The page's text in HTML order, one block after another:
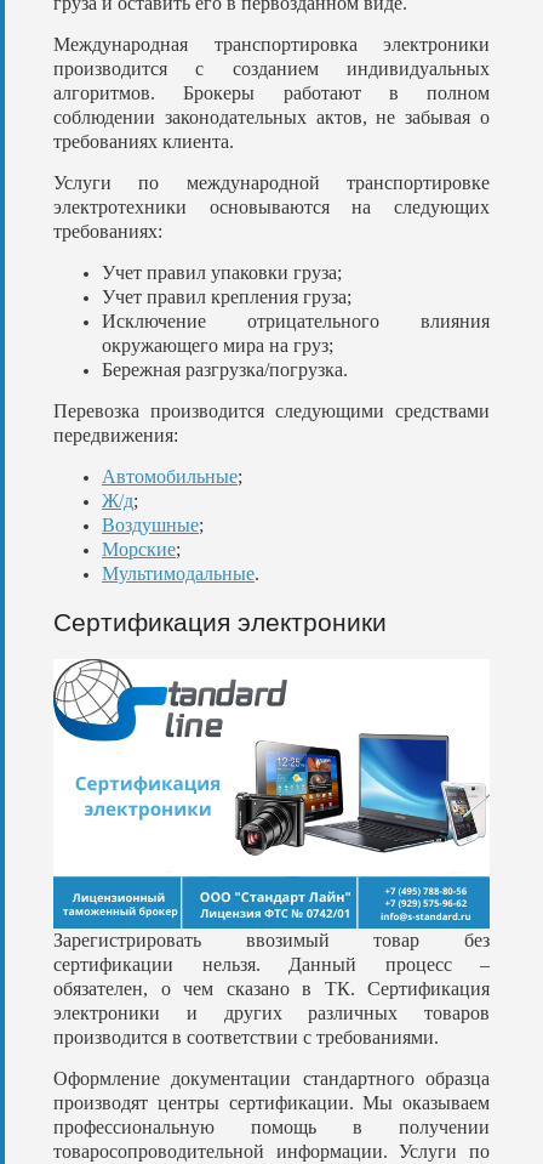
Международная транспортировка электроники
производится с созданием индивидуальных
алгоритмов. Брокеры работают в полном
соблюдении законодательных актов, не забывая о
требованиях клиента.
Услуги по международной транспортировке
электротехники основываются на следующих
требованиях:
Учет правил упаковки груза;
Учет правил крепления груза;
Исключение отрицательного влияния
окружающего мира на груз;
Бережная разгрузка/погрузка.
Перевозка производится следующими средствами
передвижения:
Автомобильные;
Ж/д;
Воздушные;
Морские;
Мультимодальные.
Сертификация электроники
Зарегистрировать ввозимый товар без
сертификации нельзя. Данный процесс –
обязателен, о чем сказано в ТК. Сертификация
электроники и других различных товаров
производится в соответствии с требованиями.
Оформление документации стандартного образца
производят центры сертификации. Мы оказываем
профессиональную помощь в получении
товаросопроводительной информации. Услуги по